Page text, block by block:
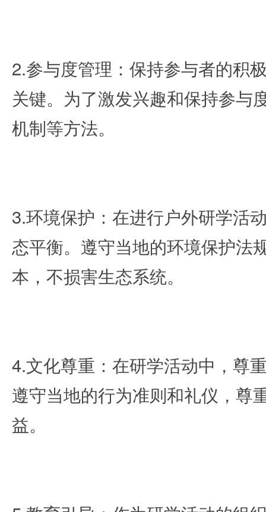
2.参与度管理：保持参与者的积
关键。为了激发兴趣和保持参与
机制等方法。
3.环境保护：在进行户外研学活
态平衡。遵守当地的环境保护法
本，不损害生态系统。
4.文化尊重：在研学活动中，尊
遵守当地的行为准则和礼仪，尊
益。